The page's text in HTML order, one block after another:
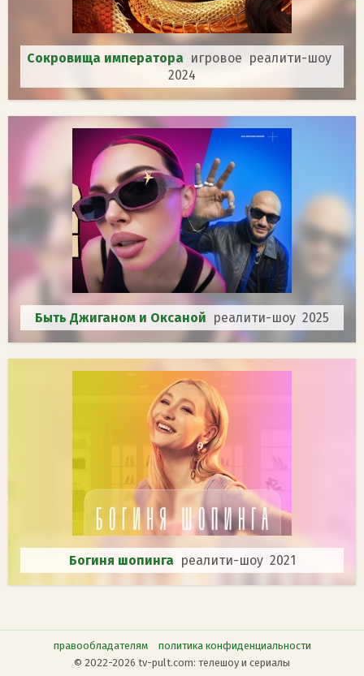
Сокровища императора игровое реалити-шоу
2024
Быть Джиганом и Оксаной реалити-шоу 2025
Богиня шопинга реалити-шоу 2021
правообладателям
политика конфиденциальности
© 2022-2026 tv-pult.com: телешоу и сериалы